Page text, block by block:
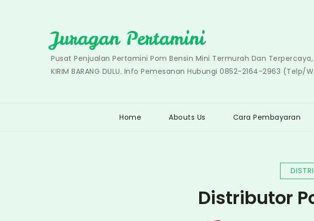
Juragan Pertamini
Pusat Penjualan Pertamini Pom Bensin Mini Termurah Dan
KIRIM BARANG DULU. Info Pemesanan Hubungi 0852-2164-2963 (Telp/
Home Abouts Us Cara Pembayaran
Distributor